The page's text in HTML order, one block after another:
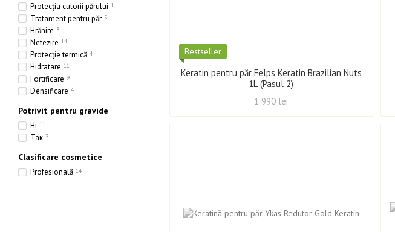
Best­seller
Keratin pentru păr Felps Keratin Brazilian Nuts
1L (Pasul 2)
1 990 lei
Protecția culorii părului 1
Tratament pentru păr 5
Hrănire 8
Netezire 14
Protecție termică 4
Hidratare 11
Fortificare 9
Densificare 4
Potrivit pentru gravide
Ні 11
Так 3
Clasificare cosmetice
Profesională 14